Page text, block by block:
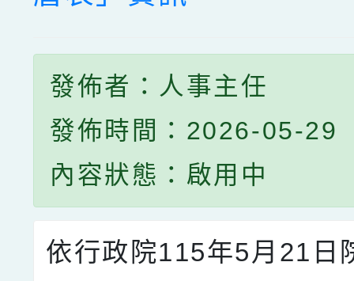
發佈者：人事主任
發佈時間：2026-05-29
內容狀態：啟用中
依行政院115年5月21日